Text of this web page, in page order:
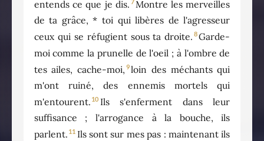
entends ce que je dis. 7Montre les merveilles
de ta grâce, * toi qui libères de l'agresseur
ceux qui se réfugient sous ta droite. 8Garde-
moi comme la prunelle de l'oeil ; à l'ombre de
tes ailes, cache-moi, 9loin des méchants qui
m'ont ruiné, des ennemis mortels qui
m'entourent. 10 Ils s'enferment dans leur
suffisance ; l'arrogance à la bouche, ils
parlent. 11 Ils sont sur mes pas : maintenant ils